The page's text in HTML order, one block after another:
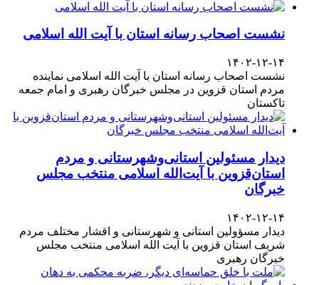
نشست اصحاب رسانه استان با آیت الله اسلامی
۱۴۰۲-۱۲-۱۴
نشست اصحاب رسانه استان با آیت الله اسلامی نماینده
مردم استان قزوین در مجلس خبرگان رهبری و امام جمعه
تاکستان
دیدار مسئولین استانی‌وشهرستانی و مردم‌
استان‌قزوین با آیت‌الله‌ اسلامی منتخب مجلس‌
خبرگان
۱۴۰۲-۱۲-۱۴
دیدار مسؤولین استانی و شهرستانی و اقشار مختلف مردم
شریف استان قزوین با آیت الله اسلامی منتخب مجلس
خبرگان رهبری